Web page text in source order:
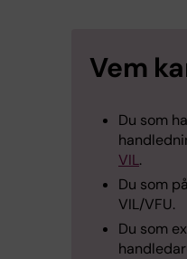
Vem
Du som
VIL.
Du som
VIL/VFU.
Du som